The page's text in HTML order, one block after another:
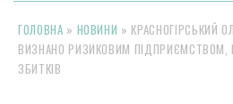
ГОЛОВНА » НОВИНИ » КРАСНОГІРСЬКИЙ
ВИЗНАНО РИЗИКОВИМ
ЗБИТКІВ